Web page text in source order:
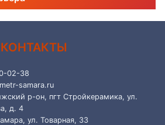
КОНТАКТЫ
02-38
samara.ru
р-он, пгт Стройкерамика, ул.
д. 4
ул. Товарная, 33